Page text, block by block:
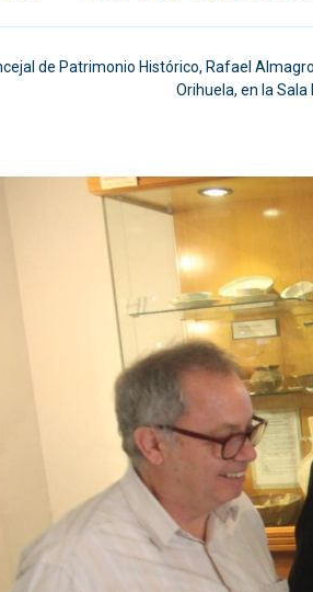
de Patrimonio Histórico, Rafael
Orihuela, en la